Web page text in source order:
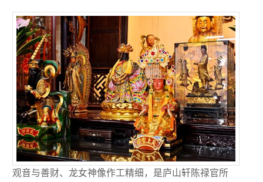
观音与善财、龙女神像作工精细，是庐山轩陈禄官所